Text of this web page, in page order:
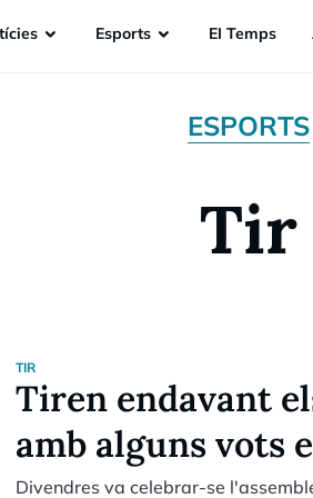
Esports EI Temps
ESPORTS
Tir
TIR
Tiren endavant
amb alguns vots
Divendres va celebrar-se